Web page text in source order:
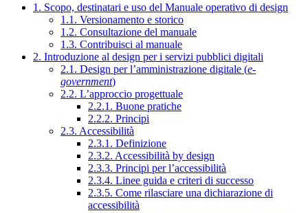
1. Scopo, destinatari e uso del Manuale operativo di design
1.1. Versionamento e storico
1.2. Consultazione del manuale
1.3. Contribuisci al manuale
2. Introduzione al design per i servizi pubblici digitali
2.1. Design per l’amministrazione digitale (e-
government)
2.2. L’approccio progettuale
2.2.1. Buone pratiche
2.2.2. Principi
2.3. Accessibilità
2.3.1. Definizione
2.3.2. Accessibilità by design
2.3.3. Principi per l’accessibilità
2.3.4. Linee guida e criteri di successo
2.3.5. Come rilasciare una dichiarazione di
accessibilità